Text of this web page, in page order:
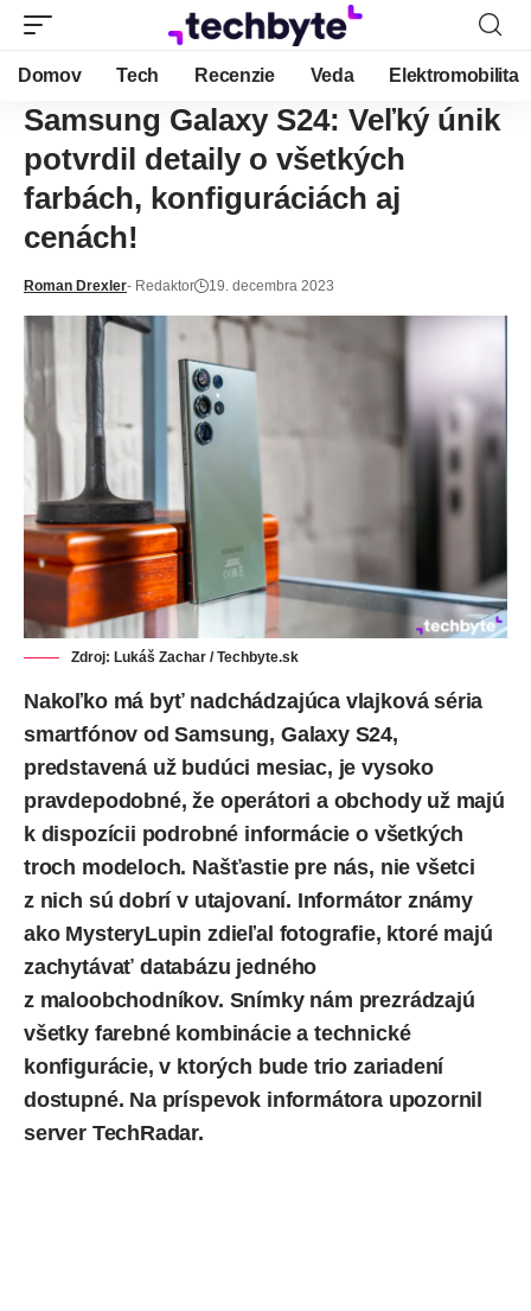
Domov Tech Recenzie Veda Elektromobilita
Samsung Galaxy S24: Veľký únik
potvrdil detaily o všetkých
farbách, konfiguráciách aj
cenách!
Roman Drexler- Redaktor 19. decembra 2023
Zdroj: Lukáš Zachar / Techbyte.sk
Nakoľko má byť nadchádzajúca vlajková séria
smartfónov od Samsung, Galaxy S24,
predstavená už budúci mesiac, je vysoko
pravdepodobné, že operátori a obchody už majú
k dispozícii podrobné informácie o všetkých
troch modeloch. Našťastie pre nás, nie všetci
z nich sú dobrí v utajovaní. Informátor známy
ako MysteryLupin zdieľal fotografie, ktoré majú
zachytávať databázu jedného
z maloobchodníkov. Snímky nám prezrádzajú
všetky farebné kombinácie a technické
konfigurácie, v ktorých bude trio zariadení
dostupné. Na príspevok informátora upozornil
server TechRadar.